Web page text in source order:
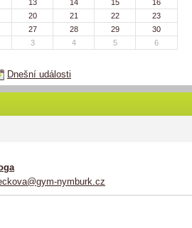
13 14 15
16
20 21 22
23
27 28 29
30
3 4 5 6
Dnešní události
nymburk.cz